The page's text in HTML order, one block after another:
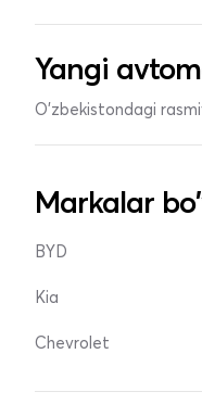
Yangi
O'zbekistondagi
Markalar
BYD
Kia
Chevrolet